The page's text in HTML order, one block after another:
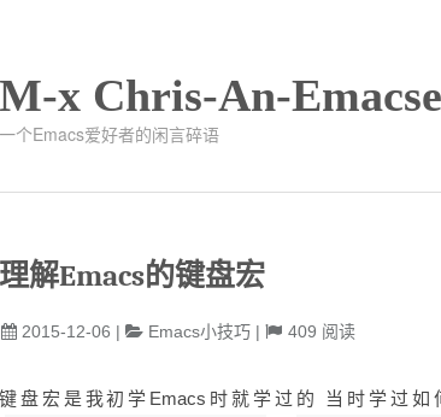
M-x Chris-An-
一个Emacs爱好者的闲言碎语
理解Emacs的键盘宏
2015-12-06 | Emacs小技巧 | 409 阅读
键盘宏是我初学Emacs时就学过的 当时学过